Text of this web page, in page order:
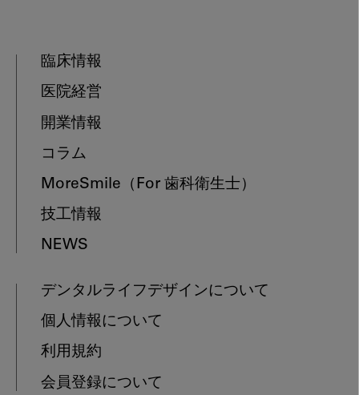
臨床情報
医院経営
開業情報
コラム
MoreSmile （For 歯科衛生士）
技工情報
NEWS
デンタルライフデザインについて
個人情報について
利用規約
会員登録について